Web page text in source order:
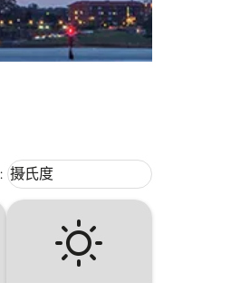
: Weather unit option 摄氏度
摄氏度
keyboard_arrow_down